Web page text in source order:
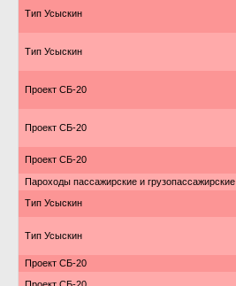
Тип Усыскин
Тип Усыскин
Проект СБ-20
Проект СБ-20
Проект СБ-20
Пароходы пассажирские и грузопассажирские
Тип Усыскин
Тип Усыскин
Проект СБ-20